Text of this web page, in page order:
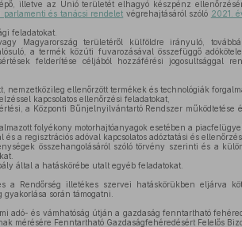
illetve az Unió területét elhagyó készpénz
parlamenti és tanácsi rendelet végrehajtásáról szóló 2021.
feladatokat.
Magyarország területéről külföldre irányuló,
a termék közúti fuvarozásával összefüggő
felderítése céljából hozzáférési jogosultsággal
nemzetközileg ellenőrzött termékek és technológiák
kapcsolatos ellenőrzési feladatokat,
a Központi Bűnjelnyilvántartó Rendszer működtetése
folyékony motorhajtóanyagok esetében a
a regisztrációs adóval kapcsolatos adóztatási és
összehangolásáról szóló törvény szerinti és a
által a hatáskörébe utalt egyéb feladatokat.
a Rendőrség illetékes szervei hatáskörükben eljárva
során támogatni.
adó- és vámhatóság útján a gazdaság fenntartható
mérésére Fenntartható Gazdaságfehéredésért Felelős